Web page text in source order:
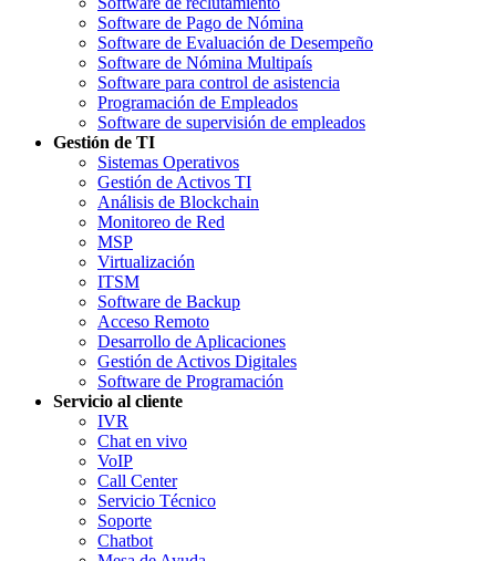
Software de Pago de Nómina
Software de Evaluación de Desempeño
Software de Nómina Multipaís
Software para control de asistencia
Programación de Empleados
Software de supervisión de empleados
Gestión de TI
Sistemas Operativos
Gestión de Activos TI
Análisis de Blockchain
Monitoreo de Red
MSP
Virtualización
ITSM
Software de Backup
Acceso Remoto
Desarrollo de Aplicaciones
Gestión de Activos Digitales
Software de Programación
Servicio al cliente
IVR
Chat en vivo
VoIP
Call Center
Servicio Técnico
Soporte
Chatbot